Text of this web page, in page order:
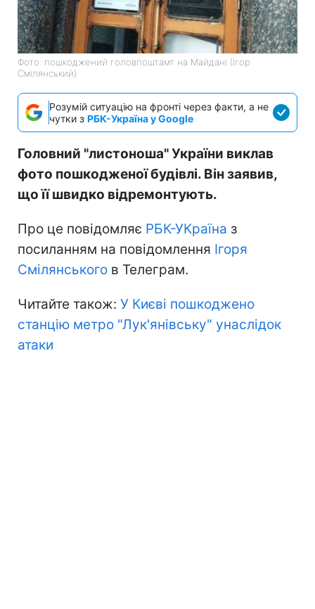
Фото: пошкоджений головпоштамт на Майдані (Ігор
Смілянський)
Розумій ситуацію на фронті через факти, а не
чутки з РБК-Україна у Google
Головний "листоноша" України виклав
фото пошкодженої будівлі. Він заявив,
що її швидко відремонтують.
Про це повідомляє РБК-УКраїна з
посиланням на повідомлення Ігоря
Смілянського в Телеграм.
Читайте також: У Києві пошкоджено
станцію метро "Лук'янівську" унаслідок
атаки